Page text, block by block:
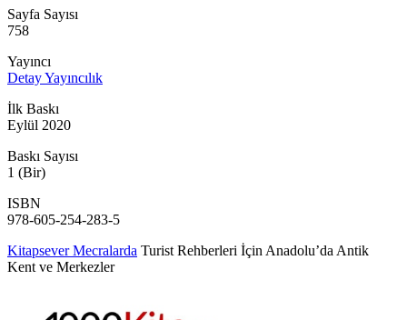
Sayfa Sayısı
758
Yayıncı
Detay Yayıncılık
İlk Baskı
Eylül 2020
Baskı Sayısı
1 (Bir)
ISBN
978-605-254-283-5
Kitapsever Mecralarda Turist Rehberleri İçin Anadolu’da Antik
Kent ve Merkezler